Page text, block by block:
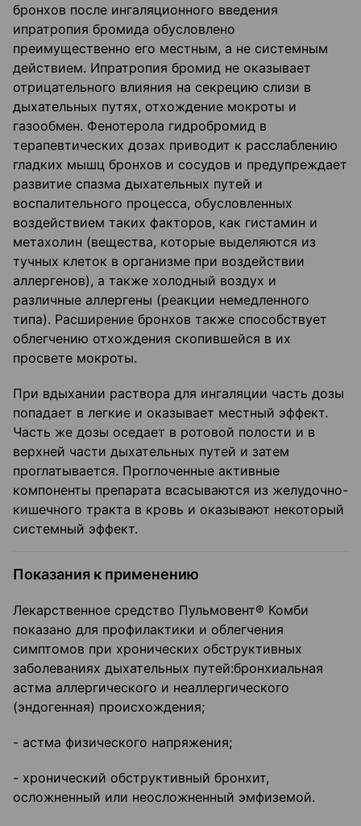
бронхов после ингаляционного введения
ипратропия бромида обусловлено
преимущественно его местным, а не системным
действием. Ипратропия бромид не оказывает
отрицательного влияния на секрецию слизи в
дыхательных путях, отхождение мокроты и
газообмен. Фенотерола гидробромид в
терапевтических дозах приводит к расслаблению
гладких мышц бронхов и сосудов и предупреждает
развитие спазма дыхательных путей и
воспалительного процесса, обусловленных
воздействием таких факторов, как гистамин и
метахолин (вещества, которые выделяются из
тучных клеток в организме при воздействии
аллергенов), а также холодный воздух и
различные аллергены (реакции немедленного
типа). Расширение бронхов также способствует
облегчению отхождения скопившейся в их
просвете мокроты.
При вдыхании раствора для ингаляции часть дозы
попадает в легкие и оказывает местный эффект.
Часть же дозы оседает в ротовой полости и в
верхней части дыхательных путей и затем
проглатывается. Проглоченные активные
компоненты препарата всасываются из желудочно-
кишечного тракта в кровь и оказывают некоторый
системный эффект.
Показания к применению
Лекарственное средство Пульмовент® Комби
показано для профилактики и облегчения
симптомов при хронических обструктивных
заболеваниях дыхательных путей:бронхиальная
астма аллергического и неаллергического
(эндогенная) происхождения;
- астма физического напряжения;
- хронический обструктивный бронхит,
осложненный или неосложненный эмфиземой.